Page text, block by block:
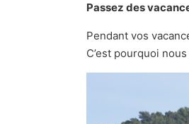
Passez des
Pendant vos
C’est pourquoi